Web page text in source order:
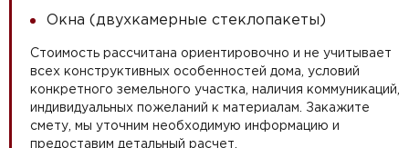
Окна (двухкамерные стеклопакеты)
Стоимость рассчитана ориентировочно и не учитывает
всех конструктивных особенностей дома, условий
конкретного земельного участка, наличия коммуникаций,
индивидуальных пожеланий к материалам. Закажите
смету, мы уточним необходимую информацию и
предоставим детальный расчет.